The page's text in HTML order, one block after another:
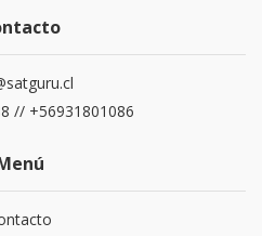
// +56931801086